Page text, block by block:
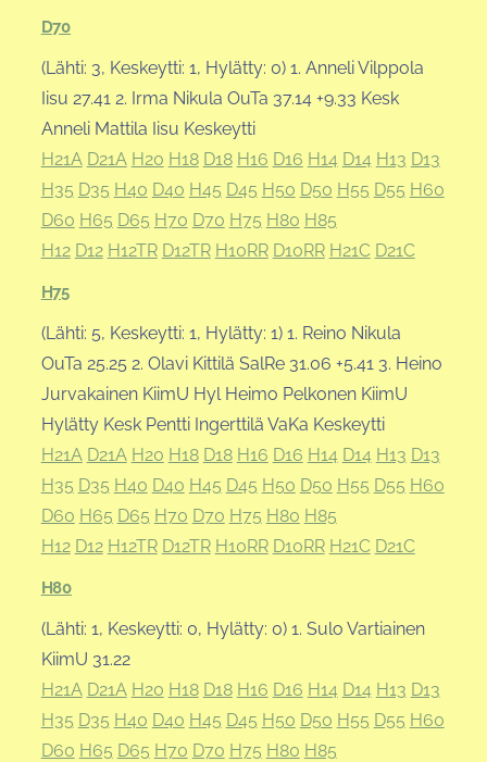
D70
(Lähti: 3, Keskeytti: 1, Hylätty: 0) 1. Anneli Vilppola
Iisu 27.41 2. Irma Nikula OuTa 37.14 +9.33 Kesk
Anneli Mattila Iisu Keskeytti
H21A D21A H20 H18 D18 H16 D16 H14 D14 H13 D13
H35 D35 H40 D40 H45 D45 H50 D50 H55 D55 H60
D60 H65 D65 H70 D70 H75 H80 H85
H12 D12 H12TR D12TR H10RR D10RR H21C D21C
H75
(Lähti: 5, Keskeytti: 1, Hylätty: 1) 1. Reino Nikula
OuTa 25.25 2. Olavi Kittilä SalRe 31.06 +5.41 3. Heino
Jurvakainen KiimU Hyl Heimo Pelkonen KiimU
Hylätty Kesk Pentti Ingerttilä VaKa Keskeytti
H21A D21A H20 H18 D18 H16 D16 H14 D14 H13 D13
H35 D35 H40 D40 H45 D45 H50 D50 H55 D55 H60
D60 H65 D65 H70 D70 H75 H80 H85
H12 D12 H12TR D12TR H10RR D10RR H21C D21C
H80
(Lähti: 1, Keskeytti: 0, Hylätty: 0) 1. Sulo Vartiainen
KiimU 31.22
H21A D21A H20 H18 D18 H16 D16 H14 D14 H13 D13
H35 D35 H40 D40 H45 D45 H50 D50 H55 D55 H60
D60 H65 D65 H70 D70 H75 H80 H85